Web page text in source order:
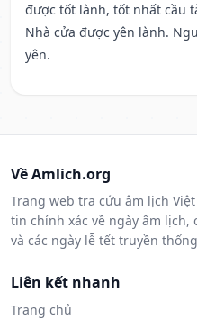
được tốt lành, tốt nhất cầu
Nhà cửa được yên lành.
yên.
Về Amlich.org
Trang web tra cứu âm lịch
tin chính xác về ngày âm lịch,
và các ngày lễ tết truyền
Liên kết nhanh
Trang chủ